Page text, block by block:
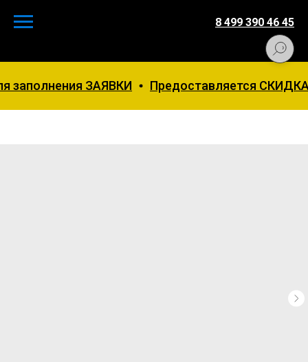
заполнения ЗАЯВКИ Предоставляется СКИДКА
8 499 390 46 45